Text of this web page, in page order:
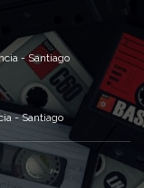
- Santiago
- Santiago